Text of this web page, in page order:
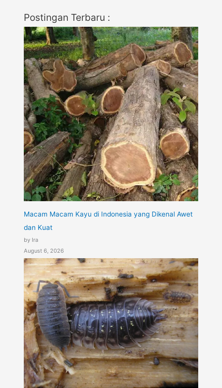
Postingan Terbaru :
Macam Macam Kayu di Indonesia yang Dikenal Awet
dan Kuat
by Ira
August 6, 2026